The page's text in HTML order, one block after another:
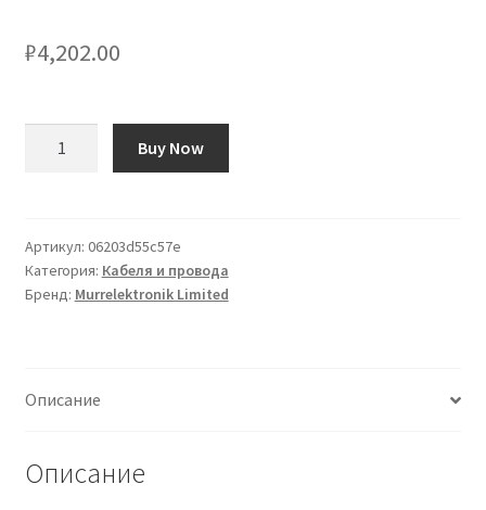
Сотрудничество
₽4,202.00
Murrelektronik
Limited
3
/
terminazione,
Ø
Buy Now
Артикул: 06203d55c57e
Категория: Кабеля и провода
Бренд: Murrelektronik Limited
Описание
Описание